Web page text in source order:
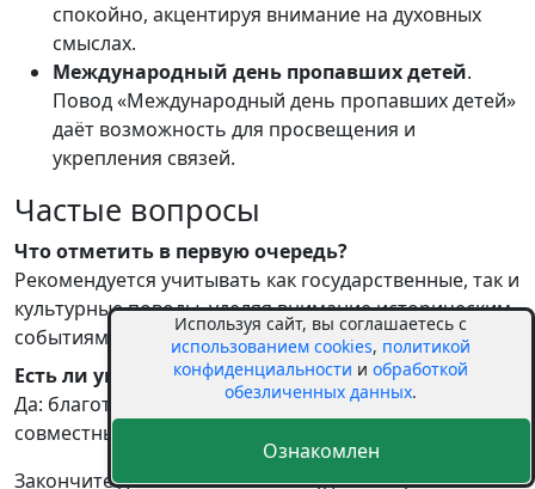
спокойно, акцентируя внимание на духовных
смыслах.
Международный день пропавших детей.
Повод «Международный день пропавших детей»
даёт возможность для просвещения и
укрепления связей.
Частые вопросы
Что отметить в первую очередь?
Рекомендуется учитывать как государственные, так и
культурные поводы, уделяя внимание историческим
событиям.
Есть ли универсальные идеи?
Да: благотворительность, экологичные привычки и
совместные прогулки всегда уместны.
Закончите день в спокойствии: уделите время себе и
Используя сайт, вы соглашаетесь с
использованием cookies, политикой
конфиденциальности иобработкой
обезличенных данных.
Ознакомлен